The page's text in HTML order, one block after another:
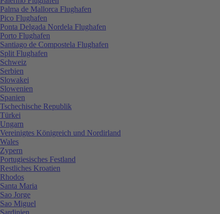
Palma de Mallorca Flughafen
Pico Flughafen
Ponta Delgada Nordela Flughafen
Porto Flughafen
Santiago de Compostela Flughafen
Split Flughafen
Schweiz
Serbien
Slowakei
Slowenien
Spanien
Tschechische Republik
Türkei
Ungarn
Vereinigtes Königreich und Nordirland
Wales
Zypern
Portugiesisches Festland
Restliches Kroatien
Rhodos
Santa Maria
Sao Jorge
Sao Miguel
Sardinien